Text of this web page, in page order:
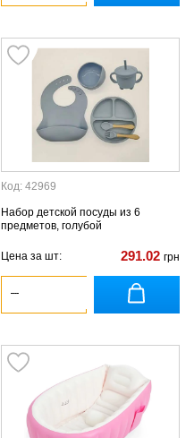
Код: 42969
Набор детской посуды из 6
предметов, голубой
Цена за шт: 291.02 грн